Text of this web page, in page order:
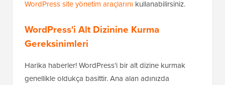
WordPress site yönetim araçlarını kullanabilirsiniz.
WordPress'i Alt Dizinine Kurma
Gereksinimleri
Harika haberler! WordPress'i bir alt dizine kurmak
genellikle oldukça basittir. Ana alan adınızda